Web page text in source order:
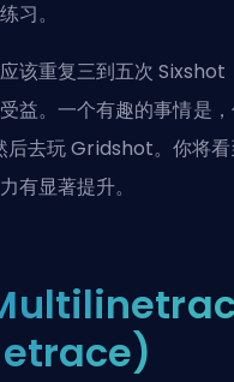
习。
该重复三到五次 Sixshot
益。一个有趣的事情是
后去玩 Gridshot。你将
有显著提升。